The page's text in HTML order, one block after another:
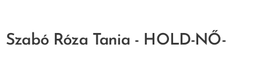
Szabó Róza Tania - HOLD-NŐ-